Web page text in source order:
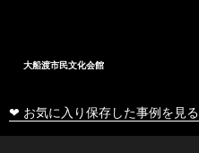
大船渡市民文化会館
❤ お気に入り保存した事例を見る